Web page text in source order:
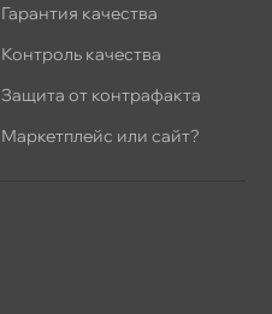
Гарантия качества
Контроль качества
Защита от контрафакта
Маркетплейс или сайт?